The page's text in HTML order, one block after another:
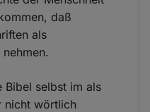
daß
als
Bibel selbst im als
nicht wörtlich